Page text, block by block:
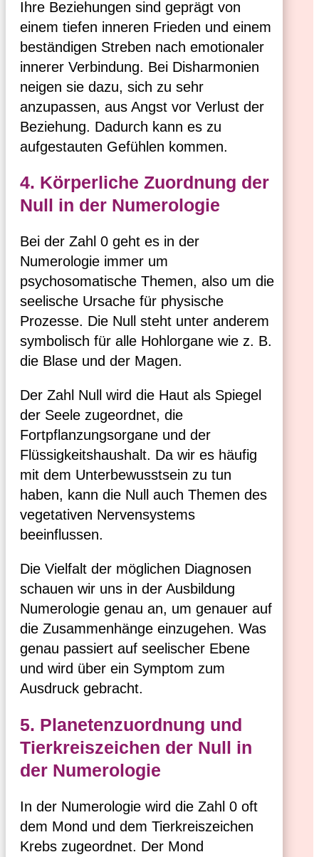
Ihre Beziehungen sind geprägt von
einem tiefen inneren Frieden und einem
beständigen Streben nach emotionaler
innerer Verbindung. Bei Disharmonien
neigen sie dazu, sich zu sehr
anzupassen, aus Angst vor Verlust der
Beziehung. Dadurch kann es zu
aufgestauten Gefühlen kommen.
4. Körperliche Zuordnung der
Null in der Numerologie
Bei der Zahl 0 geht es in der
Numerologie immer um
psychosomatische Themen, also um die
seelische Ursache für physische
Prozesse. Die Null steht unter anderem
symbolisch für alle Hohlorgane wie z. B.
die Blase und der Magen.
Der Zahl Null wird die Haut als Spiegel
der Seele zugeordnet, die
Fortpflanzungsorgane und der
Flüssigkeitshaushalt. Da wir es häufig
mit dem Unterbewusstsein zu tun
haben, kann die Null auch Themen des
vegetativen Nervensystems
beeinflussen.
Die Vielfalt der möglichen Diagnosen
schauen wir uns in der Ausbildung
Numerologie genau an, um genauer auf
die Zusammenhänge einzugehen. Was
genau passiert auf seelischer Ebene
und wird über ein Symptom zum
Ausdruck gebracht.
5. Planetenzuordnung und
Tierkreiszeichen der Null in
der Numerologie
In der Numerologie wird die Zahl 0 oft
dem Mond und dem Tierkreiszeichen
Krebs zugeordnet. Der Mond